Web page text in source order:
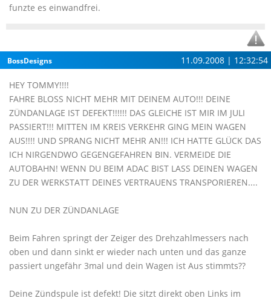
funzte es einwandfrei.
BossDesigns 11.09.2008 | 12:32:54
HEY TOMMY!!!!
FAHRE BLOSS NICHT MEHR MIT DEINEM AUTO!!! DEINE
ZÜNDANLAGE IST DEFEKT!!!!!! DAS GLEICHE IST MIR IM JULI
PASSIERT!!! MITTEN IM KREIS VERKEHR GING MEIN WAGEN
AUS!!!! UND SPRANG NICHT MEHR AN!!! ICH HATTE GLÜCK DAS
ICH NIRGENDWO GEGENGEFAHREN BIN. VERMEIDE DIE
AUTOBAHN! WENN DU BEIM ADAC BIST LASS DEINEN WAGEN
ZU DER WERKSTATT DEINES VERTRAUENS TRANSPORIEREN....
NUN ZU DER ZÜNDANLAGE
Beim Fahren springt der Zeiger des Drehzahlmessers nach
oben und dann sinkt er wieder nach unten und das ganze
passiert ungefähr 3mal und dein Wagen ist Aus stimmts??
Deine Zündspule ist defekt! Die sitzt direkt oben Links im